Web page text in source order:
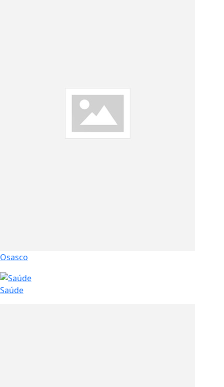
Osasco
Saúde